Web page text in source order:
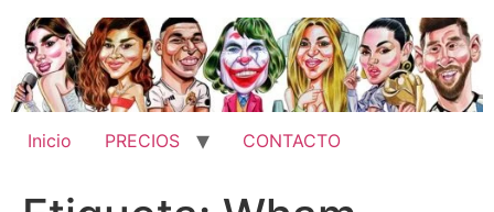
contenido
Inicio PRECIOS CONTACTO